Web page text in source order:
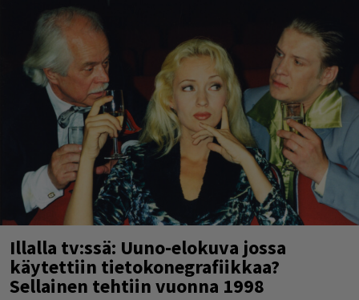
Illalla tv:ssä: Uuno-elokuva jossa
käytettiin tietokonegrafiikkaa?
Sellainen tehtiin vuonna 1998